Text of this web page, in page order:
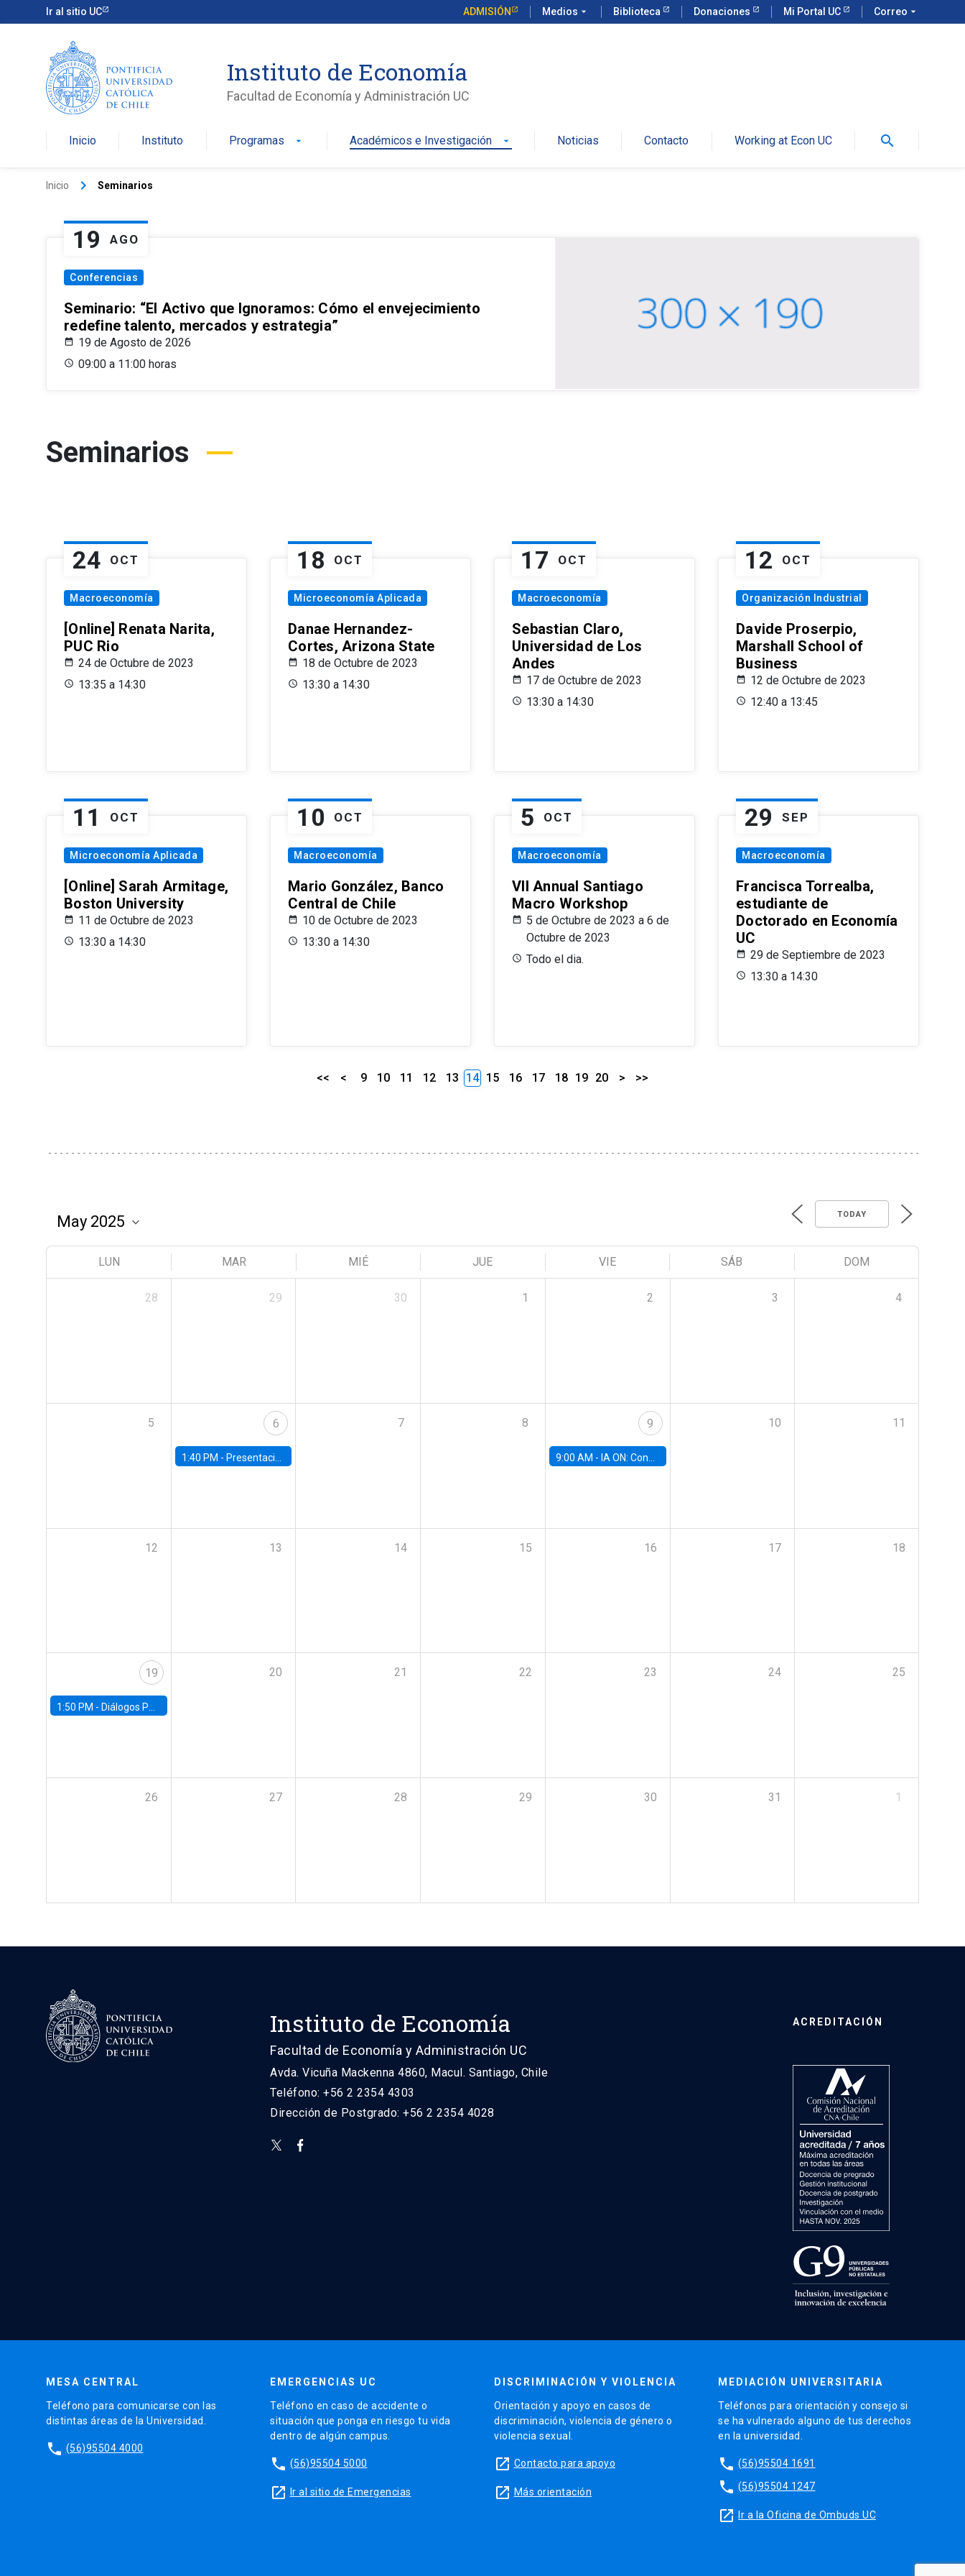
Ir al sitio UC ADMISIÓN Medios arrow_drop_down Biblioteca Donaciones Mi Portal UC Correo arrow_drop_down
Instituto de Economía
Facultad de Economía y Administración UC
Inicio Instituto Programas arrow_drop_down Académicos e Investigación arrow_drop_down Noticias Contacto Working at Econ UC search
Inicio keyboard_arrow_right Seminarios
19 AGO
Conferencias
Seminario: “El Activo que Ignoramos: Cómo el envejecimiento
redefine talento, mercados y estrategia”
19 de Agosto de 2026
09:00 a 11:00 horas
Seminarios
24 OCT
Macroeconomía
[Online] Renata Narita,
PUC Rio
24 de Octubre de 2023
13:35 a 14:30
18 OCT
Microeconomía Aplicada
Danae Hernandez-
Cortes, Arizona State
18 de Octubre de 2023
13:30 a 14:30
17 OCT
Macroeconomía
Sebastian Claro,
Universidad de Los
Andes
17 de Octubre de 2023
13:30 a 14:30
12 OCT
Organización Industrial
Davide Proserpio,
Marshall School of
Business
12 de Octubre de 2023
12:40 a 13:45
11 OCT
Microeconomía Aplicada
[Online] Sarah Armitage,
Boston University
11 de Octubre de 2023
13:30 a 14:30
10 OCT
Macroeconomía
Mario González, Banco
Central de Chile
10 de Octubre de 2023
13:30 a 14:30
5 OCT
Macroeconomía
VII Annual Santiago
Macro Workshop
5 de Octubre de 2023 a 6 de
Octubre de 2023
Todo el dia.
29 SEP
Macroeconomía
Francisca Torrealba,
estudiante de
Doctorado en Economía
UC
29 de Septiembre de 2023
13:30 a 14:30
<< < 9 10 11 12 13 14 15 16 17 18 19 20 > >>
TODAY
LUN MAR MIÉ JUE VIE SÁB DOM
28 29 30 1 2 3 4
5 6
1:40 PM - Presentación capítulos del World Economic Outlook del Fondo Monetario Internacional (FMI)
7 8 9
9:00 AM - IA ON: Conocimiento y Negocios en Modo Futuro.
10 11
12 13 14 15 16 17 18
19
1:50 PM - Diálogos Públicos EG+ FACEA | Con Rodrigo Valdés
20 21 22 23 24 25
26 27 28 29 30 31 1
Instituto de Economía
Facultad de Economía y Administración UC
Avda. Vicuña Mackenna 4860, Macul. Santiago, Chile
Teléfono: +56 2 2354 4303
Dirección de Postgrado: +56 2 2354 4028
ACREDITACIÓN
MESA CENTRAL
Teléfono para comunicarse con las
distintas áreas de la Universidad.
phone (56)95504 4000
EMERGENCIAS UC
Teléfono en caso de accidente o
situación que ponga en riesgo tu vida
dentro de algún campus.
phone (56)95504 5000
launch Ir al sitio de Emergencias
DISCRIMINACIÓN Y VIOLENCIA
Orientación y apoyo en casos de
discriminación, violencia de género o
violencia sexual.
launch Contacto para apoyo
launch Más orientación
MEDIACIÓN UNIVERSITARIA
Teléfonos para orientación y consejo si
se ha vulnerado alguno de tus derechos
en la universidad.
phone (56)95504 1691
phone (56)95504 1247
launch Ir a la Oficina de Ombuds UC